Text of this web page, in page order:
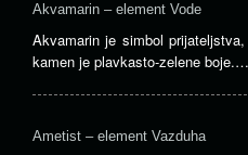
Akvamarin – element Vode
Akvamarin je simbol
kamen je plavkasto-zelene boje.…
Ametist – element Vazduha